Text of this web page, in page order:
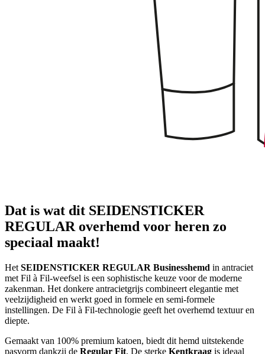
Dat is wat dit SEIDENSTICKER
REGULAR overhemd voor heren zo
speciaal maakt!
Het SEIDENSTICKER REGULAR Businesshemd in antraciet
met Fil à Fil-weefsel is een sophistische keuze voor de moderne
zakenman. Het donkere antracietgrijs combineert elegantie met
veelzijdigheid en werkt goed in formele en semi-formele
instellingen. De Fil à Fil-technologie geeft het overhemd textuur en
diepte.
Gemaakt van 100% premium katoen, biedt dit hemd uitstekende
pasvorm dankzij de Regular Fit. De sterke Kentkraag is ideaal